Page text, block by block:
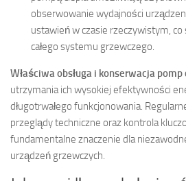
obserwowanie wydajności
ustawień w czasie rzeczywistym,
całego systemu grzewczego.
Właściwa obsługa i konserwacja pomp
utrzymania ich wysokiej efektywności
długotrwałego funkcjonowania.
przeglądy techniczne oraz kontrola
fundamentalne znaczenie dla
urządzeń grzewczych.